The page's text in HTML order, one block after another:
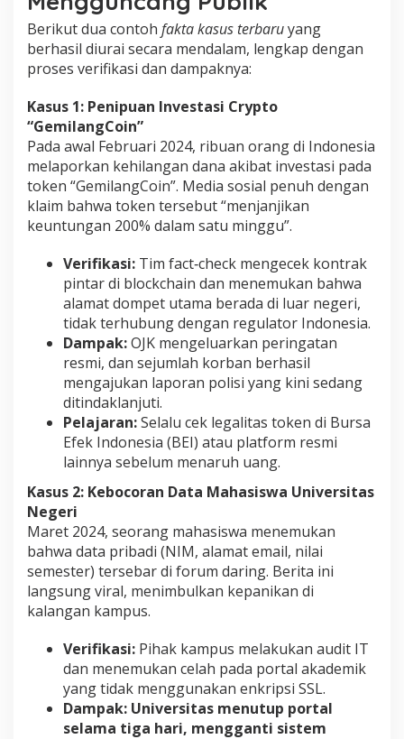
Berikut dua contoh fakta kasus terbaruyang
berhasil diurai secara mendalam, lengkap dengan
proses verifikasi dan dampaknya:
Kasus 1: Penipuan Investasi Crypto
“GemilangCoin”
Pada awal Februari 2024, ribuan orang di Indonesia
melaporkan kehilangan dana akibat investasi pada
token “GemilangCoin”. Media sosial penuh dengan
klaim bahwa token tersebut “menjanjikan
keuntungan 200% dalam satu minggu”.
Verifikasi: Tim fact‑check mengecek kontrak
pintar di blockchain dan menemukan bahwa
alamat dompet utama berada di luar negeri,
tidak terhubung dengan regulator Indonesia.
Dampak:OJK mengeluarkan peringatan
resmi, dan sejumlah korban berhasil
mengajukan laporan polisi yang kini sedang
ditindaklanjuti.
Pelajaran:Selalu cek legalitas token di Bursa
Efek Indonesia (BEI) atau platform resmi
lainnya sebelum menaruh uang.
Kasus 2: Kebocoran Data Mahasiswa Universitas
Negeri
Maret 2024, seorang mahasiswa menemukan
bahwa data pribadi (NIM, alamat email, nilai
semester) tersebar di forum daring. Berita ini
langsung viral, menimbulkan kepanikan di
kalangan kampus.
Verifikasi: Pihak kampus melakukan audit IT
dan menemukan celah pada portal akademik
yang tidak menggunakan enkripsi SSL.
Dampak: Universitas menutup portal
selama tiga hari, mengganti sistem